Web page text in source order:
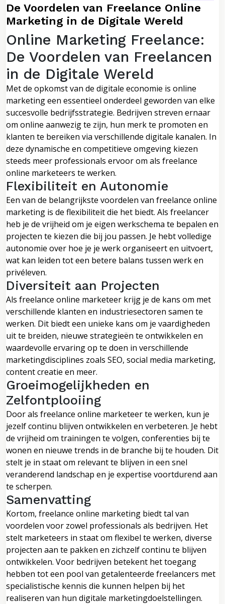
De Voordelen van Freelance Online
Marketing in de Digitale Wereld
Online Marketing Freelance:
De Voordelen van Freelancen
in de Digitale Wereld
Met de opkomst van de digitale economie is online
marketing een essentieel onderdeel geworden van elke
succesvolle bedrijfsstrategie. Bedrijven streven ernaar
om online aanwezig te zijn, hun merk te promoten en
klanten te bereiken via verschillende digitale kanalen. In
deze dynamische en competitieve omgeving kiezen
steeds meer professionals ervoor om als freelance
online marketeers te werken.
Flexibiliteit en Autonomie
Een van de belangrijkste voordelen van freelance online
marketing is de flexibiliteit die het biedt. Als freelancer
heb je de vrijheid om je eigen werkschema te bepalen en
projecten te kiezen die bij jou passen. Je hebt volledige
autonomie over hoe je je werk organiseert en uitvoert,
wat kan leiden tot een betere balans tussen werk en
privéleven.
Diversiteit aan Projecten
Als freelance online marketeer krijg je de kans om met
verschillende klanten en industriesectoren samen te
werken. Dit biedt een unieke kans om je vaardigheden
uit te breiden, nieuwe strategieën te ontwikkelen en
waardevolle ervaring op te doen in verschillende
marketingdisciplines zoals SEO, social media marketing,
content creatie en meer.
Groeimogelijkheden en
Zelfontplooiing
Door als freelance online marketeer te werken, kun je
jezelf continu blijven ontwikkelen en verbeteren. Je hebt
de vrijheid om trainingen te volgen, conferenties bij te
wonen en nieuwe trends in de branche bij te houden. Dit
stelt je in staat om relevant te blijven in een snel
veranderend landschap en je expertise voortdurend aan
te scherpen.
Samenvatting
Kortom, freelance online marketing biedt tal van
voordelen voor zowel professionals als bedrijven. Het
stelt marketeers in staat om flexibel te werken, diverse
projecten aan te pakken en zichzelf continu te blijven
ontwikkelen. Voor bedrijven betekent het toegang
hebben tot een pool van getalenteerde freelancers met
specialistische kennis die kunnen helpen bij het
realiseren van hun digitale marketingdoelstellingen.